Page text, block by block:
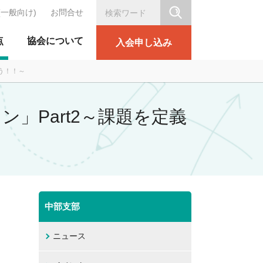
テーション協会
協会について 入会申し込み
般向け) お問合せ
！！～
」Part2～課題を定義
中部支部
ニュース